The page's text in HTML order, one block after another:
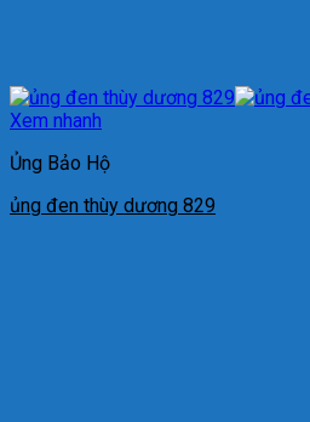
Xem nhanh
Ủng Bảo Hộ
ủng đen thùy dương 829